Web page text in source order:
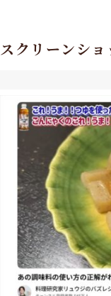
スクリーンシ